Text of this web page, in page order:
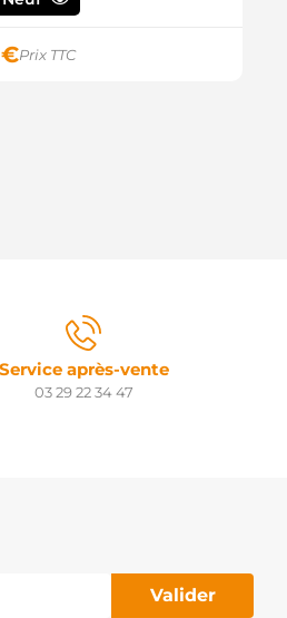
€Prix TTC
Service après-vente
03 29 22 34 47
Valider